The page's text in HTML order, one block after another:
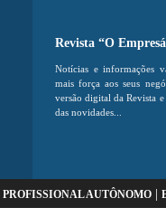
Revista “O
Notícias e informações
mais força aos seus
versão digital da Revista
das novidades...
PROFISSIONAL AUTÔNOMO |